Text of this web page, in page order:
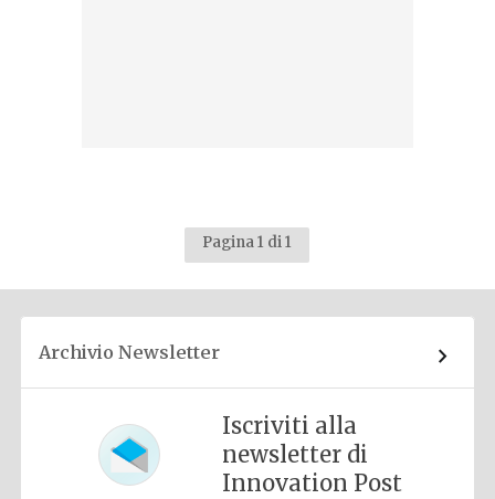
Pagina 1 di 1
Archivio Newsletter
Iscriviti alla
newsletter di
Innovation Post